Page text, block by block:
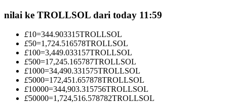
Informasi
Analisis data besar termasuk info perdagangan, dll.
nilai ke TROLLSOL dari today 11:59
£10=344.903315TROLLSOL
£50=1,724.516578TROLLSOL
£100=3,449.033157TROLLSOL
£500=17,245.165787TROLLSOL
£1000=34,490.331575TROLLSOL
£5000=172,451.657878TROLLSOL
£10000=344,903.315756TROLLSOL
£50000=1,724,516.578782TROLLSOL